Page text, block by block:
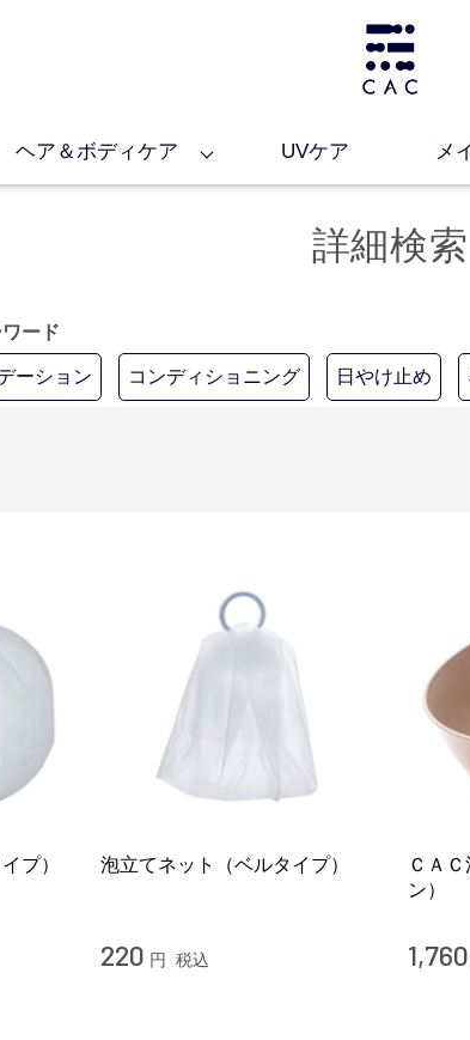
ヘア＆ボディケア UVケア メ
詳細検索
ード
ーション コンディショニング 日やけ止め
プ） 泡立てネット（ベルタイプ）
220 円 税込
ＣＡ
ン）
1,760